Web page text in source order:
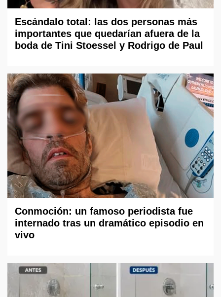
Escándalo total: las dos personas más
importantes que quedarían afuera de la
boda de Tini Stoessel y Rodrigo de Paul
Conmoción: un famoso periodista fue
internado tras un dramático episodio en
vivo